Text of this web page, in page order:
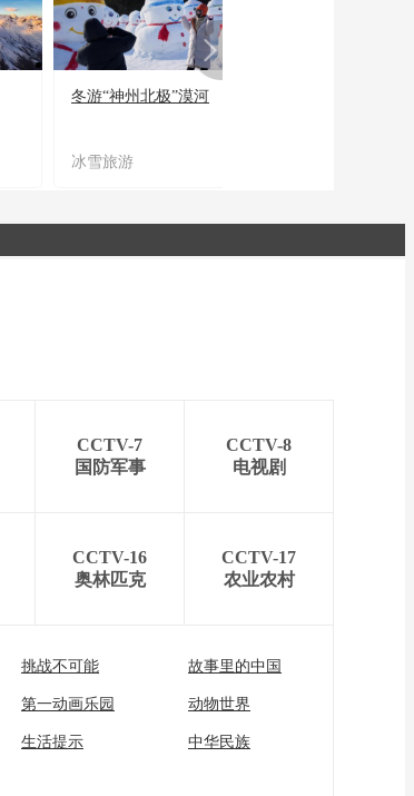
冬游“神州北极”漠河
冰雪旅游
CCTV-7
国防军事
CCTV-8
电视剧
CCTV-16
奥林匹克
CCTV-17
农业农村
挑战不可能 故事里的中国
第一动画乐园 动物世界
生活提示 中华民族